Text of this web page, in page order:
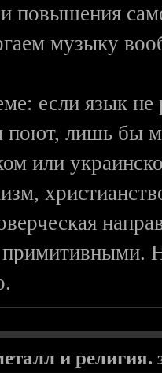
повышения
музыку
если язык не
поют, лишь бы
или
и религия.